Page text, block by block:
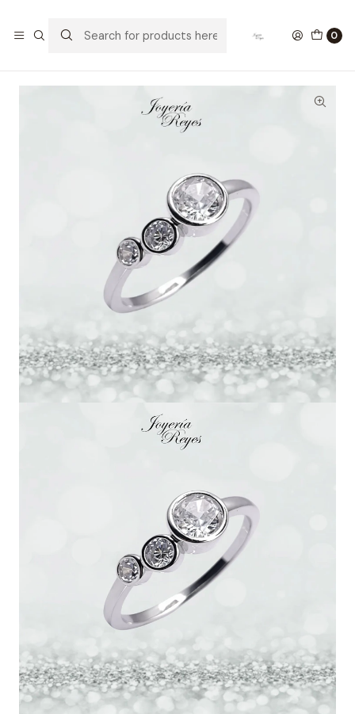
0
Anillo de plata rodinada fabricación Italiana - ley 925 -
modelo 26925RSWSH2